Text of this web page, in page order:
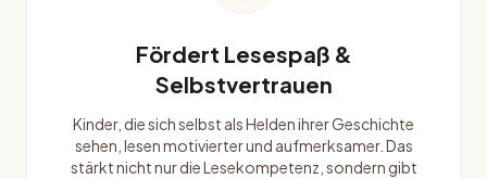
Fördert Lesespaß &
Selbstvertrauen
Kinder, die sich selbst als Helden ihrer Geschichte
sehen, lesen motivierter und aufmerksamer. Das
stärkt nicht nur die Lesekompetenz, sondern gibt